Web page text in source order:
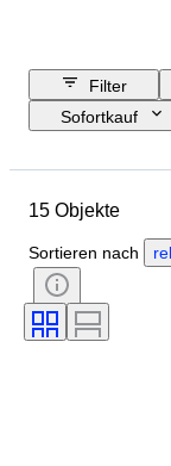
Filter
Sofortkauf
Zustand
Treibstoffart
EG-
Zustand
Zustand
15 Objekte
Sortieren nach